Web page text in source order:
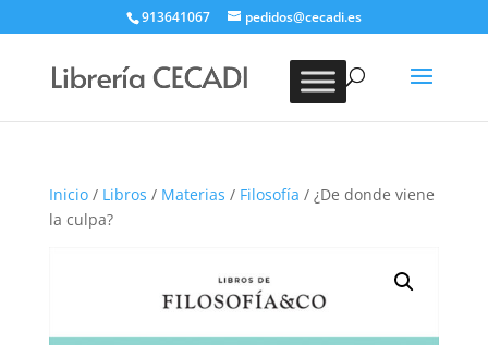
913641067 pedidos@cecadi.es
BUSCAR
Inicio/ Libros / Materias / Filosofía / ¿De donde viene
la culpa?